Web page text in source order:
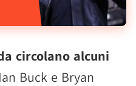
circolano alcuni
Buck e Bryan